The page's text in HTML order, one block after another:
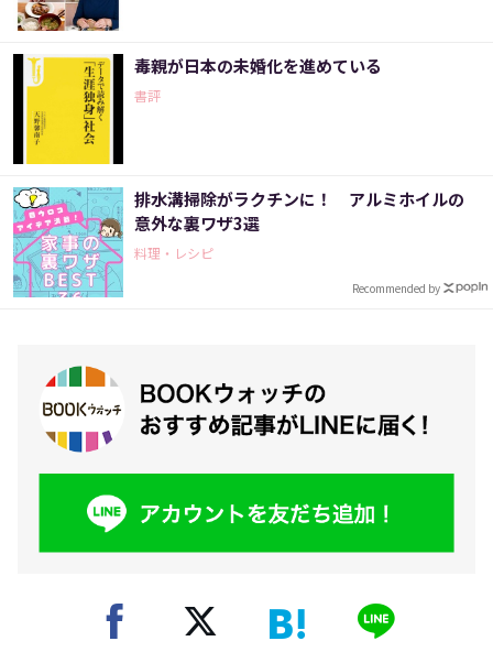
毒親が日本の未婚化を進めている
書評
排水溝掃除がラクチンに！ アルミホイルの
意外な裏ワザ3選
料理・レシピ
Recommended by